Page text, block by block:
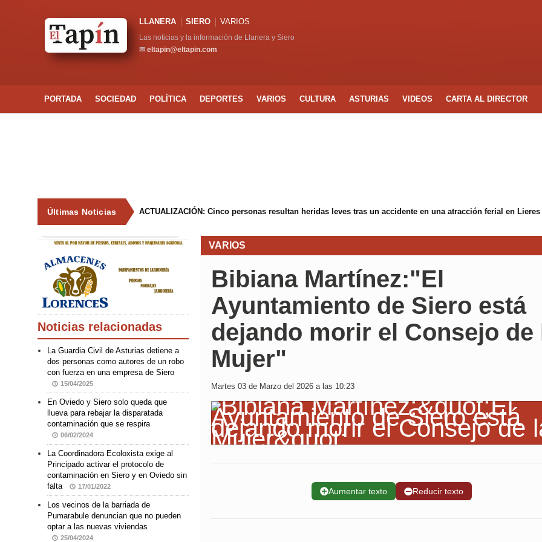
LLANERA SIERO VARIOS
Las noticias y la información de Llanera y Siero
✉ eltapin@eltapin.com
PORTADA SOCIEDAD POLÍTICA DEPORTES VARIOS CULTURA ASTURIAS VIDEOS CARTA AL DIRECTOR
Últimas Noticias ACTUALIZACIÓN: Cinco personas resultan heridas leves tras un accidente en una atracción ferial en Lieres
VARIOS
Bibiana Martínez:"El
Ayuntamiento de Siero está
dejando morir el Consejo de
Mujer"
Martes 03 de Marzo del 2026 a las 10:23
➕Aumentar texto ➖Reducir texto
Noticias relacionadas
La Guardia Civil de Asturias detiene a
dos personas como autores de un robo
con fuerza en una empresa de Siero
15/04/2025
En Oviedo y Siero solo queda que
llueva para rebajar la disparatada
contaminación que se respira
06/02/2024
La Coordinadora Ecoloxista exige al
Principado activar el protocolo de
contaminación en Siero y en Oviedo sin
falta
17/01/2022
Los vecinos de la barriada de
Pumarabule denuncian que no pueden
optar a las nuevas viviendas
25/04/2024